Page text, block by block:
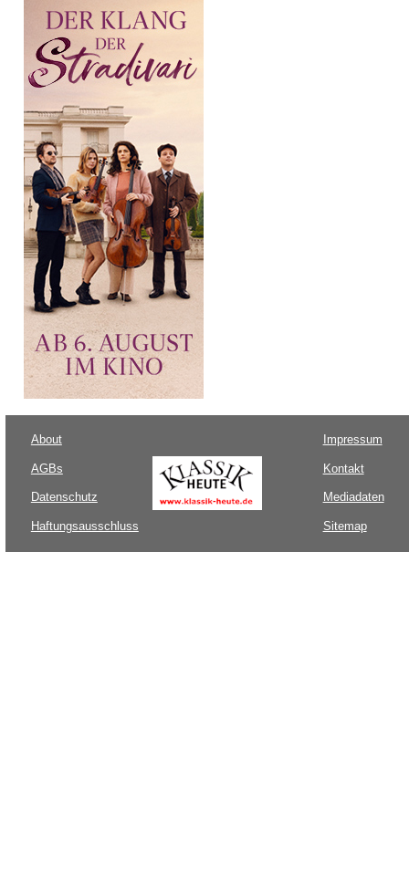
About
AGBs
Datenschutz
Haftungsausschluss
Impressum
Kontakt
Mediadaten
Sitemap